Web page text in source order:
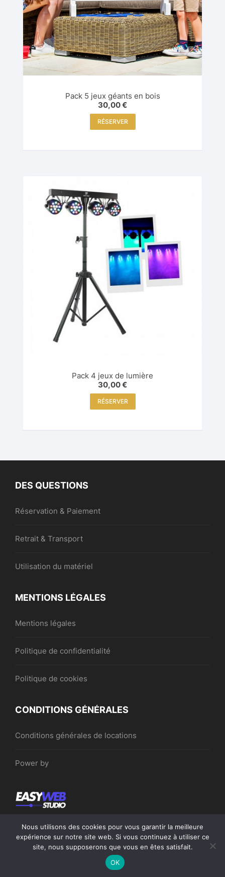
Pack 5 jeux géants en bois
30,00€
RÉSERVER
Pack 4 jeux de lumière
30,00€
RÉSERVER
DES QUESTIONS
Réservation & Paiement
Retrait & Transport
Utilisation du matériel
MENTIONS LÉGALES
Mentions légales
Politique de confidentialité
Politique de cookies
CONDITIONS GÉNÉRALES
Conditions générales de locations
Power by
©Locationsrennaises.com 2026. Tous droits réservés.
Nous utilisons des cookies pour vous garantir la meilleure
expérience sur notre site web. Si vous continuez à utiliser ce
site, nous supposerons que vous en êtes satisfait.
OK